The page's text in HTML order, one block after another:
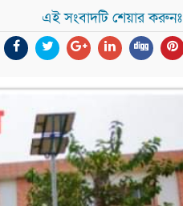
এই সংবাদটি শেয়ার করুনঃ